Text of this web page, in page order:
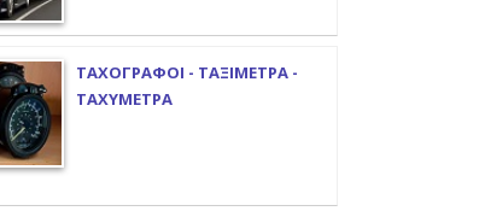
ΤΑΧΟΓΡΑΦΟΙ - ΤΑΞΙΜΕΤΡΑ -
ΤΑΧΥΜΕΤΡΑ